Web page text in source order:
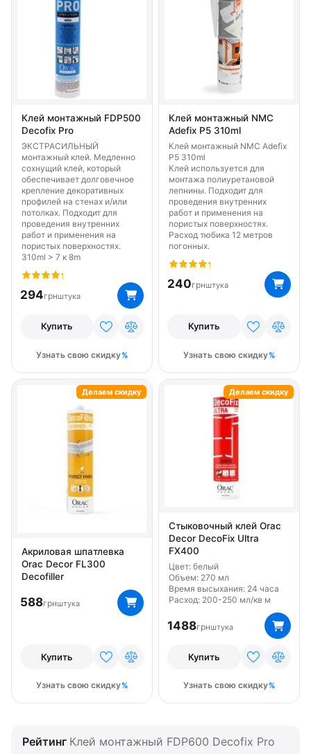
Клей монтажный FDP500
Decofix Pro
ЭКСТРАСИЛЬНЫЙ
монтажный клей. Медленно
сохнущий клей, который
обеспечивает долговечное
крепление декоративных
профилей на стенах и/или
потолках. Подходит для
проведения внутренних
работ и применения на
пористых поверхностях.
310ml > 7 к 8m
294грнштука
Купить
Узнать свою скидку
Клей монтажный NMC
Adefix P5 310ml
Клей монтажный NMC Adefix
P5 310ml
Клей используется для
монтажа полиуретановой
лепнины. Подходит для
проведения внутренних
работ и применения на
пористых поверхностях.
Расход тюбика 12 метров
погонных.
240грнштука
Купить
Узнать свою скидку
Акриловая шпатлевка
Orac Decor FL300
Decofiller
588грнштука
Купить
Узнать свою скидку
Делаем скидку
Стыковочный клей Orac
Decor DecoFix Ultra
FX400
Цвет: белый
Объем: 270 мл
Время высыхания: 24 часа
Расход: 200-250 мл/кв м
1488грнштука
Купить
Узнать свою скидку
Делаем скидку
Рейтинг Клей монтажный FDP600 Decofix Pro